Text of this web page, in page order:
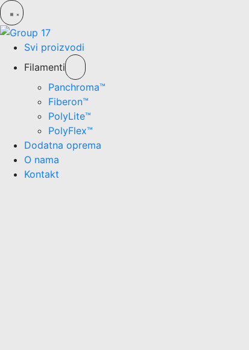
Svi proizvodi
Filamenti
Panchroma™
Fiberon™
PolyLite™
PolyFlex™
Dodatna oprema
O nama
Kontakt